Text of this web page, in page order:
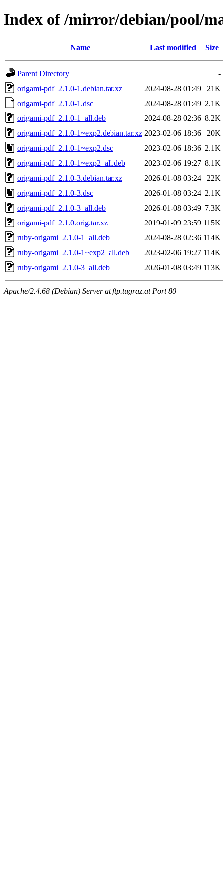
Index of /mirror/debian/pool/
Name Last modified Size
Parent Directory
-
origami-pdf_2.1.0-1.debian.tar.xz
2024-08-28 01:49
21K
origami-pdf_2.1.0-1.dsc
2024-08-28 01:49 2.1K
origami-pdf_2.1.0-1_all.deb
2024-08-28 02:36 8.2K
origami-pdf_2.1.0-1~exp2.debian.tar.xz 2023-02-06 18:36
20K
origami-pdf_2.1.0-1~exp2.dsc
2023-02-06 18:36 2.1K
origami-pdf_2.1.0-1~exp2_all.deb
2023-02-06 19:27 8.1K
origami-pdf_2.1.0-3.debian.tar.xz
2026-01-08 03:24
22K
origami-pdf_2.1.0-3.dsc
2026-01-08 03:24 2.1K
origami-pdf_2.1.0-3_all.deb
2026-01-08 03:49 7.3K
origami-pdf_2.1.0.orig.tar.xz
2019-01-09 23:59 115K
ruby-origami_2.1.0-1_all.deb
2024-08-28 02:36 114K
ruby-origami_2.1.0-1~exp2_all.deb
2023-02-06 19:27 114K
ruby-origami_2.1.0-3_all.deb
2026-01-08 03:49 113K
Apache/2.4.68 (Debian) Server at ftp.tugraz.at Port 80